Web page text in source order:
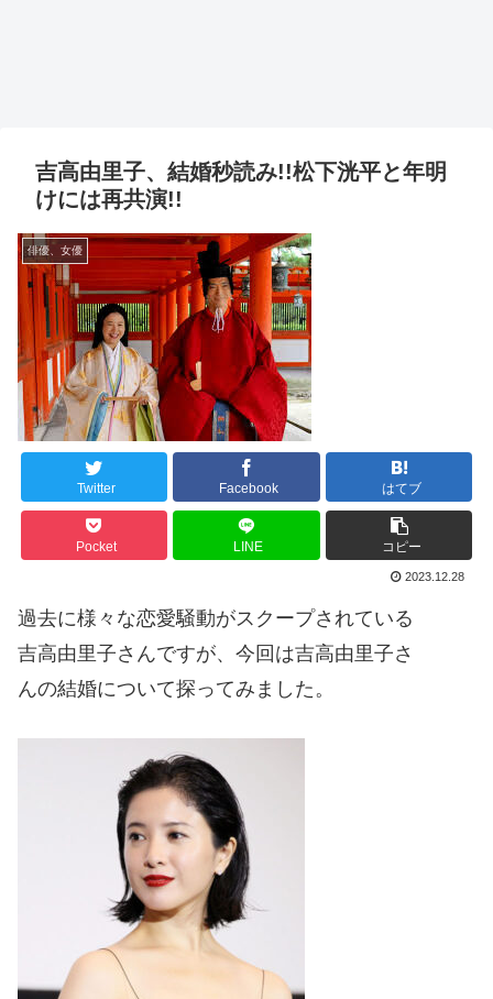
吉高由里子、結婚秒読み!!松下洸平と年明
けには再共演!!
俳優、女優
Twitter Facebook はてブ
Pocket LINE コピー
2023.12.28
過去に様々な恋愛騒動がスクープされている
吉高由里子さんですが、今回は吉高由里子さ
んの結婚について探ってみました。